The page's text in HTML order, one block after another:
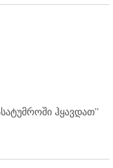
ჰყავდათ''